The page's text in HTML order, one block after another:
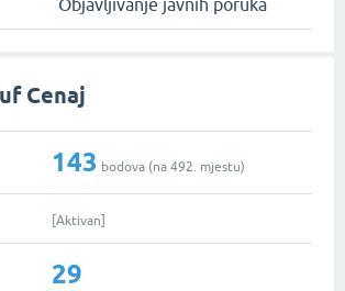
Objavljivanje javnih poruka
Cenaj
143 bodova (na 492 . mjestu)
[Aktivan]
29